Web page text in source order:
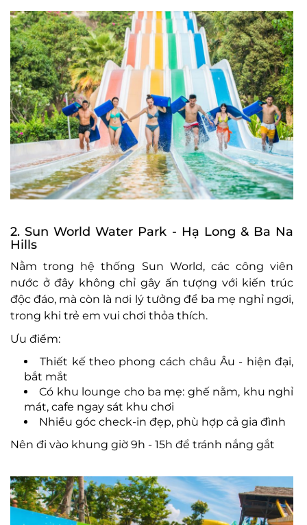
2. Sun World Water Park - Hạ Long & Ba Na
Hills
Nằm trong hệ thống Sun World, các công viên
nước ởđây không chỉ gây ấn tượng với kiến trúc
độcđáo, mà còn là nơi lý tưởng để ba mẹ nghỉ ngơi,
trong khi trẻ em vui chơi thỏa thích.
Ưu điểm:
Thiết kế theo phong cách châu Âu - hiệnđại,
bắt mắt
Có khu lounge cho ba mẹ: ghế nằm, khu nghỉ
mát, cafe ngay sát khu chơi
Nhiều góc check-in đẹp, phù hợp cả gia đình
Nên đi vào khung giờ 9h - 15h để tránh nắng gắt